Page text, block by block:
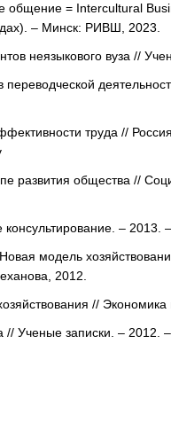
общение = Intercultural
– Минск: РИВШ, 2023.
неязыкового вуза //
переводческой
труда //
развития общества //
консультирование. – 2013.
модель
2012.
//
// Ученые записки. – 2012.